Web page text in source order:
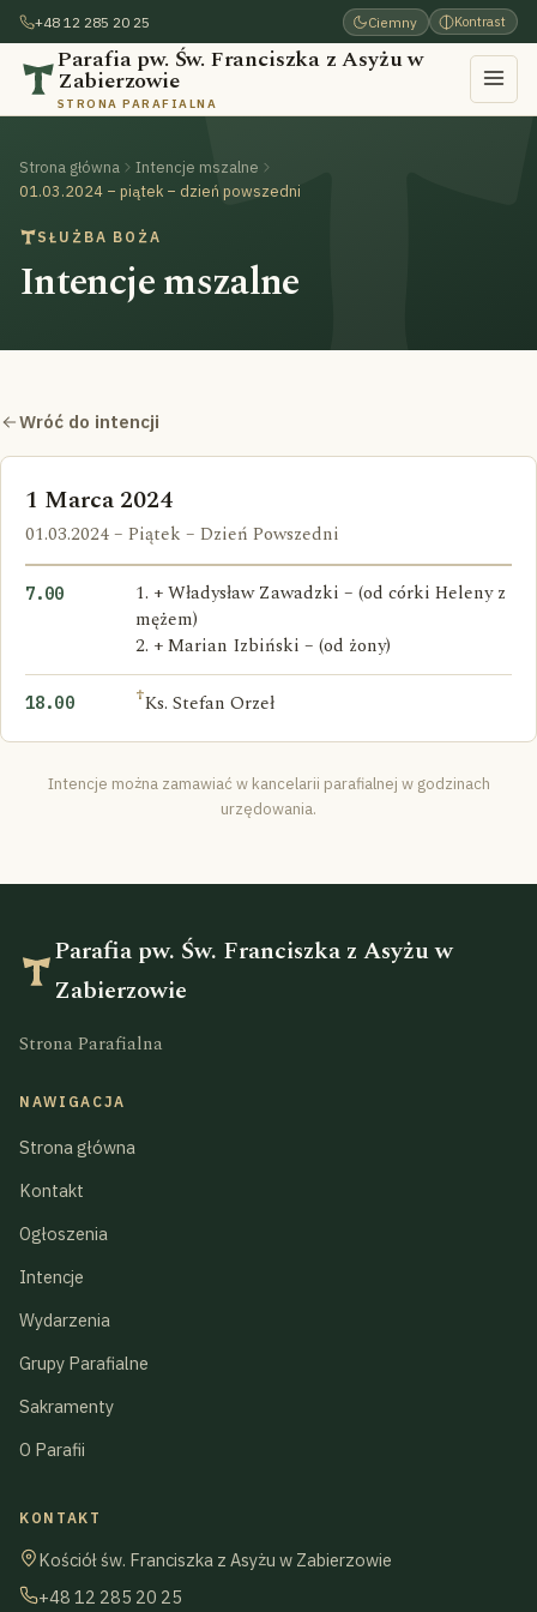
+48 12 285 20 25 Ciemny Kontrast
Parafia pw. Św. Franciszka z Asyżu w
Zabierzowie
STRONA PARAFIALNA
Strona główna
Intencje mszalne
01.03.2024 – piątek – dzień powszedni
SŁUŻBA BOŻA
Intencje mszalne
Wróć do intencji
1 Marca 2024
01.03.2024 – Piątek – Dzień Powszedni
7.00
1. + Władysław Zawadzki – (od córki Heleny z
mężem)
2. + Marian Izbiński – (od żony)
18.00 †Ks. Stefan Orzeł
Intencje można zamawiać w kancelarii parafialnej w godzinach
urzędowania.
Parafia pw. Św. Franciszka z Asyżu w
Zabierzowie
Strona Parafialna
NAWIGACJA
Strona główna
Kontakt
Ogłoszenia
Intencje
Wydarzenia
Grupy Parafialne
Sakramenty
O Parafii
KONTAKT
Kościół św. Franciszka z Asyżu w Zabierzowie
+48 12 285 20 25